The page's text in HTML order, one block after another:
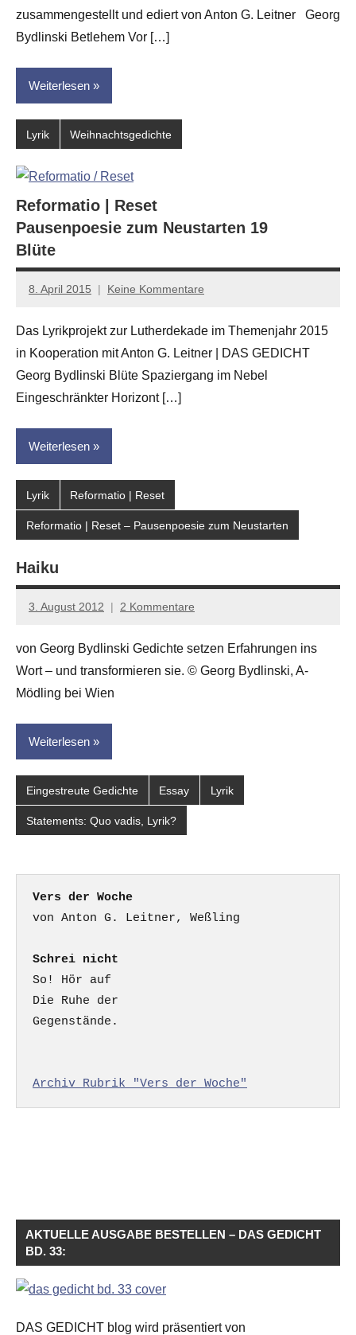
zusammengestellt und ediert von Anton G. Leitner Georg
Bydlinski Betlehem Vor […]
Weiterlesen
Lyrik Weihnachtsgedichte
Reformatio | Reset
Pausenpoesie zum Neustarten 19
Blüte
8. April 2015
Anton
Leitner
Keine Kommentare
Das Lyrikprojekt zur Lutherdekade im Themenjahr 2015
in Kooperation mit Anton G. Leitner | DAS GEDICHT
Georg Bydlinski Blüte Spaziergang im Nebel
Eingeschränkter Horizont […]
Weiterlesen
Lyrik Reformatio | Reset
Reformatio | Reset – Pausenpoesie zum Neustarten
Haiku
3. August 2012
Anton
Leitner
2 Kommentare
von Georg Bydlinski Gedichte setzen Erfahrungen ins
Wort – und transformieren sie. © Georg Bydlinski, A-
Mödling bei Wien
Weiterlesen
Eingestreute Gedichte Essay Lyrik
Statements: Quo vadis, Lyrik?
Vers der Woche
Schrei nicht
So! Hör auf
Die Ruhe der
Gegenstände.
Archiv Rubrik "Vers der Woche"
AKTUELLE AUSGABE BESTELLEN – DAS GEDICHT
BD. 33:
DAS GEDICHT blog wird präsentiert von